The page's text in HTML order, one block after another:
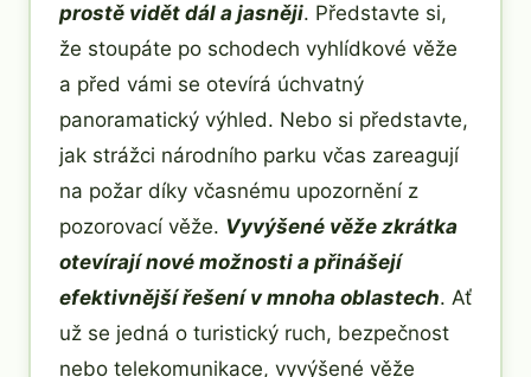
prostě vidět dál a jasněji. Představte si,
že stoupáte po schodech vyhlídkové věže
a před vámi se otevírá úchvatný
panoramatický výhled. Nebo si představte,
jak strážci národního parku včas zareagují
na požar díky včasnému upozornění z
pozorovací věže. Vyvýšené věže zkrátka
otevírají nové možnosti a přinášejí
efektivnější řešení v mnoha oblastech. Ať
už se jedná o turistický ruch, bezpečnost
nebo telekomunikace, vyvýšené věže